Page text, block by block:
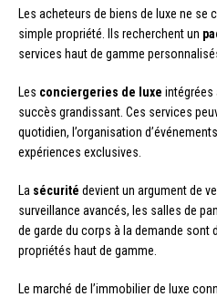
Les acheteurs de biens de luxe ne se
simple propriété. Ils recherchent un
services haut de gamme
Les conciergeries de luxe intégrées
succès grandissant. Ces services
quotidien, l’organisation
expériences exclusives.
La sécurité devient un argument de
surveillance avancés, les salles de
de garde du corps à la demande sont
propriétés haut de gamme.
Le marché de l’immobilier de luxe